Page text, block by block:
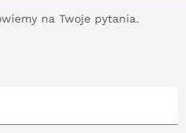
na Twoje pytania.